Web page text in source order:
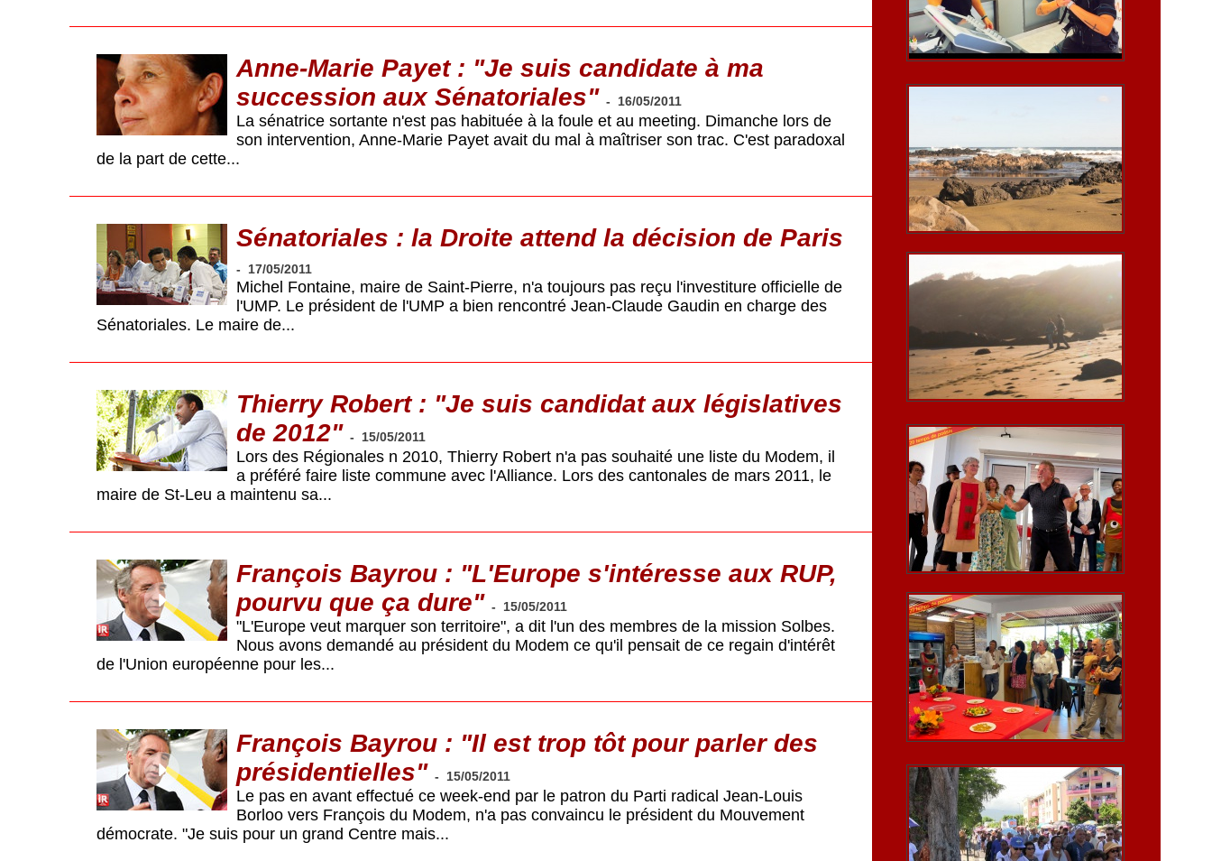
Anne-Marie Payet : "Je suis candidate à ma
succession aux Sénatoriales" - 16/05/2011
La sénatrice sortante n'est pas habituée à la foule et au meeting. Dimanche lors de
son intervention, Anne-Marie Payet avait du mal à maîtriser son trac. C'est paradoxal
de la part de cette...
Sénatoriales : la Droite attend la décision de Paris
- 17/05/2011
Michel Fontaine, maire de Saint-Pierre, n'a toujours pas reçu l'investiture officielle de
l'UMP. Le président de l'UMP a bien rencontré Jean-Claude Gaudin en charge des
Sénatoriales. Le maire de...
Thierry Robert : "Je suis candidat aux législatives
de 2012" - 15/05/2011
Lors des Régionales n 2010, Thierry Robert n'a pas souhaité une liste du Modem, il
a préféré faire liste commune avec l'Alliance. Lors des cantonales de mars 2011, le
maire de St-Leu a maintenu sa...
François Bayrou : "L'Europe s'intéresse aux RUP,
pourvu que ça dure" - 15/05/2011
"L'Europe veut marquer son territoire", a dit l'un des membres de la mission Solbes.
Nous avons demandé au président du Modem ce qu'il pensait de ce regain d'intérêt
de l'Union européenne pour les...
François Bayrou : "Il est trop tôt pour parler des
présidentielles" - 15/05/2011
Le pas en avant effectué ce week-end par le patron du Parti radical Jean-Louis
Borloo vers François du Modem, n'a pas convaincu le président du Mouvement
démocrate. "Je suis pour un grand Centre mais...